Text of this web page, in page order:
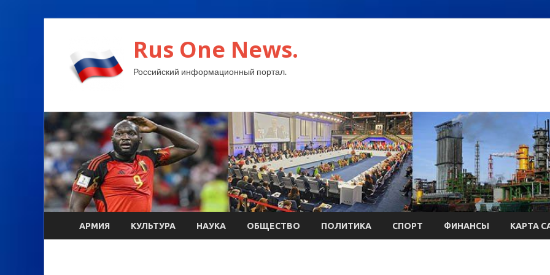
Rus One News.
Российский информационный портал.
АРМИЯ КУЛЬТУРА НАУКА ОБЩЕСТВО ПОЛИТИКА СПОРТ ФИНАНСЫ КАРТА